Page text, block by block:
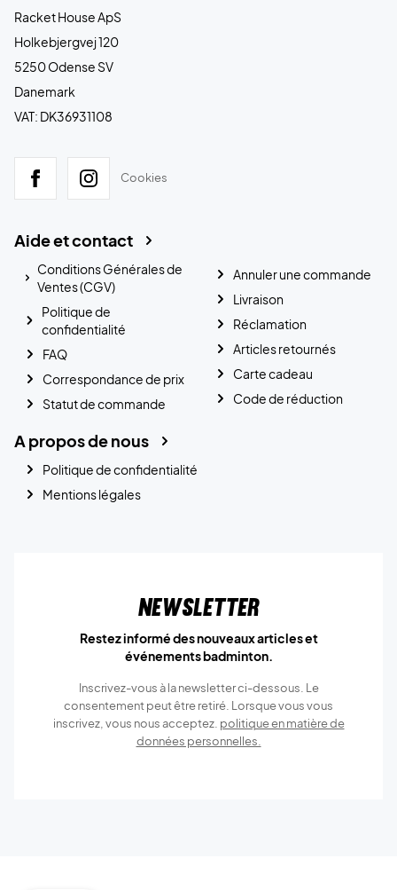
Racket House ApS
Holkebjergvej 120
5250 Odense SV
Danemark
VAT: DK36931108
Cookies
Aide et contact
Conditions Générales de
Ventes (CGV)
Politique de
confidentialité
FAQ
Correspondance de prix
Statut de commande
Annuler une commande
Livraison
Réclamation
Articles retournés
Carte cadeau
Code de réduction
A propos de nous
Politique de confidentialité
Mentions légales
Newsletter
Restez informé des nouveaux articles et
événements badminton.
Inscrivez-vous à la newsletter ci-dessous. Le
consentement peut être retiré. Lorsque vous vous
inscrivez, vous nous acceptez. politique en matière de
données personnelles.